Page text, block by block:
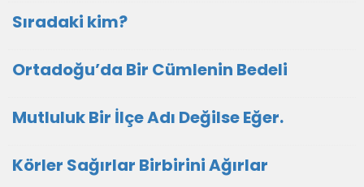
Sıradaki kim?
Ortadoğu’da Bir Cümlenin Bedeli
Mutluluk Bir İlçe Adı Değilse Eğer.
Körler Sağırlar Birbirini Ağırlar